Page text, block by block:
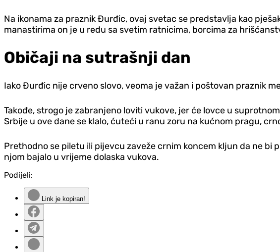
Na ikonama za praznik Đurđic, ovaj svetac se predstavlja kao
manastirima on je u redu sa svetim ratnicima, borcima za
Običaji na sutrašnji dan
Iako Đurđic nije crveno slovo, veoma je važan i poštovan praznik
Takođe, strogo je zabranjeno loviti vukove, jer će lovce u
Srbije u ove dane se klalo, ćuteći u ranu zoru na kućnom pragu,
Prethodno se piletu ili pijevcu zaveže crnim koncem kljun da ne bi
njom bajalo u vrijeme dolaska vukova.
Podijeli:
Link je kopiran!